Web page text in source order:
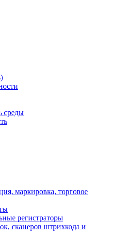
среды
маркировка, торговое
регистраторы
сканеров штрихкода и